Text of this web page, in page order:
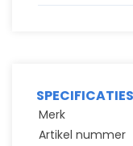
SPECIFICATIES
Merk
Artikel nummer